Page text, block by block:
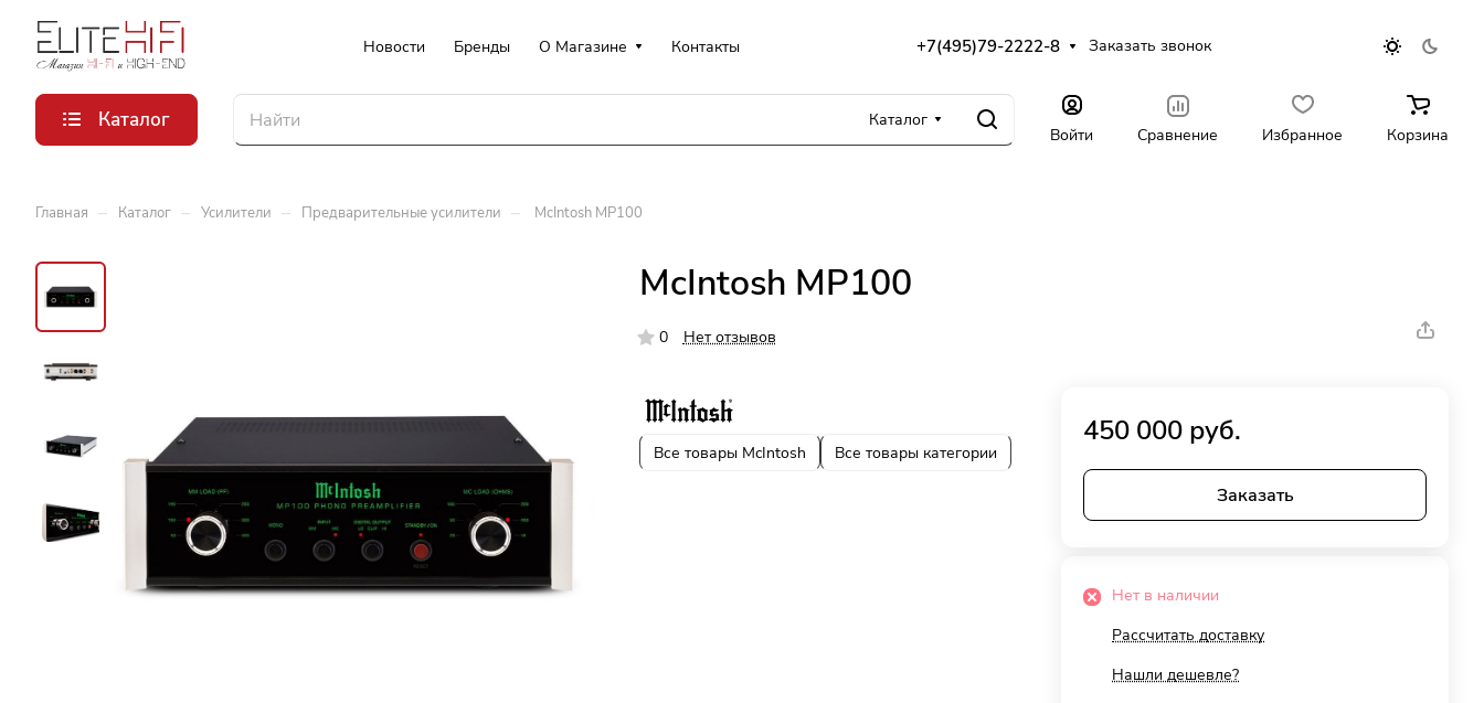
Новости Бренды О Магазине Контакты +7(495)79-2222-8 Заказать звонок
Каталог Каталог
Войти Сравнение Избранное Корзина
Главная – Каталог – Усилители – Предварительные усилители – McIntosh MP100
McIntosh MP100
0 Нет отзывов
Все товары McIntosh Все товары категории
450 000 руб.
Заказать
Нет в наличии
Рассчитать доставку
Нашли дешевле?